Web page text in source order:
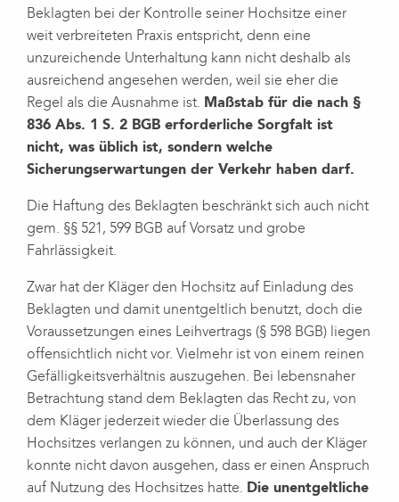
Beklagten bei der Kontrolle seiner Hochsitze einer
weit verbreiteten Praxis entspricht, denn eine
unzureichende Unterhaltung kann nicht deshalb als
ausreichend angesehen werden, weil sie eher die
Regel als die Ausnahme ist. Maßstab für die nach §
836 Abs. 1 S. 2 BGB erforderliche Sorgfalt ist
nicht, was üblich ist, sondern welche
Sicherungserwartungen der Verkehr haben darf.
Die Haftung des Beklagten beschränkt sich auch nicht
gem. §§ 521, 599 BGB auf Vorsatz und grobe
Fahrlässigkeit.
Zwar hat der Kläger den Hochsitz auf Einladung des
Beklagten und damit unentgeltlich benutzt, doch die
Voraussetzungen eines Leihvertrags (§ 598 BGB) liegen
offensichtlich nicht vor. Vielmehr ist von einem reinen
Gefälligkeitsverhältnis auszugehen. Bei lebensnaher
Betrachtung stand dem Beklagten das Recht zu, von
dem Kläger jederzeit wieder die Überlassung des
Hochsitzes verlangen zu können, und auch der Kläger
konnte nicht davon ausgehen, dass er einen Anspruch
auf Nutzung des Hochsitzes hatte. Die unentgeltliche